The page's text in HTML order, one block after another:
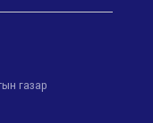
газар